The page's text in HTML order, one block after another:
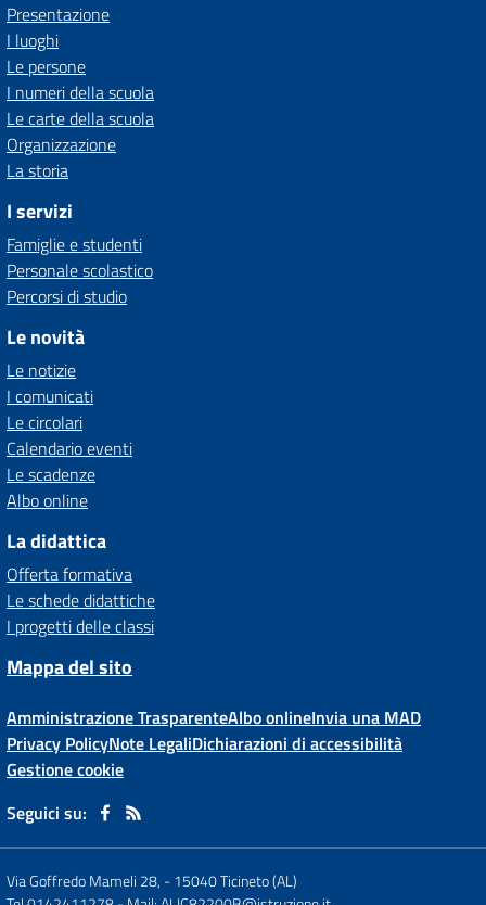
Presentazione
I luoghi
Le persone
I numeri della scuola
Le carte della scuola
Organizzazione
La storia
I servizi
Famiglie e studenti
Personale scolastico
Percorsi di studio
Le novità
Le notizie
I comunicati
Le circolari
Calendario eventi
Le scadenze
Albo online
La didattica
Offerta formativa
Le schede didattiche
I progetti delle classi
Mappa del sito
Amministrazione TrasparenteAlbo onlineInvia una MAD
Privacy PolicyNote LegaliDichiarazioni di accessibilità
Gestione cookie
Seguici su:
Via Goffredo Mameli 28, -15040 Ticineto (AL)